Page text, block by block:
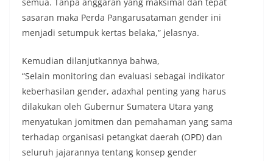
semua. Tanpa anggaran yang maksimal dan tepat
sasaran maka Perda Pangarusataman gender ini
menjadi setumpuk kertas belaka,” jelasnya.
Kemudian dilanjutkannya bahwa,
“Selain monitoring dan evaluasi sebagai indikator
keberhasilan gender, adaxhal penting yang harus
dilakukan oleh Gubernur Sumatera Utara yang
menyatukan jomitmen dan pemahaman yang sama
terhadap organisasi petangkat daerah (OPD) dan
seluruh jajarannya tentang konsep gender